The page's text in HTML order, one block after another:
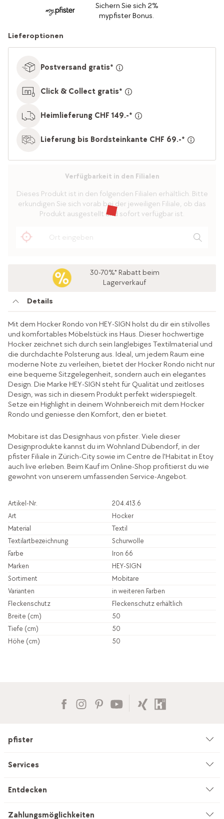
Sichern Sie sich 2%
mypfister Bonus.
Lieferoptionen
Postversand gratis*
Click & Collect gratis*
Heimlieferung CHF 149.-*
Lieferung bis Bordsteinkante CHF 69.-*
Verfügbarkeit in den Filialen
Dieses Produkt ist in den folgenden Filialen erhältlich. Bitte
erkundigen Sie sich vorab bei der jeweiligen Filiale, ob das
Produkt ausgestellt und sofort verfügbar ist.
30-70%* Rabatt beim
Lagerverkauf
Details
Mit dem Hocker Rondo von HEY-SIGN holst du dir ein stilvolles
und komfortables Möbelstück ins Haus. Dieser hochwertige
Hocker zeichnet sich durch sein langlebiges Textilmaterial und
die durchdachte Polsterung aus. Ideal, um jedem Raum eine
moderne Note zu verleihen, bietet der Hocker Rondo nicht nur
eine bequeme Sitzgelegenheit, sondern auch ein elegantes
Design. Die Marke HEY-SIGN steht für Qualität und zeitloses
Design, was sich in diesem Produkt perfekt widerspiegelt.
Setze ein Highlight in deinem Wohnbereich mit dem Hocker
Rondo und geniesse den Komfort, den er bietet.
Mobitare ist das Designhaus von pfister. Viele dieser
Designprodukte kannst du im Wohnland Dübendorf, in der
pfister Filiale in Zürich-City sowie im Centre de l'Habitat in Etoy
auch live erleben. Beim Kauf im Online-Shop profitierst du wie
gewohnt von unserem umfassenden Service-Angebot.
Artikel-Nr.
204.413.6
Art
Hocker
Material
Textil
Textilartbezeichnung
Schurwolle
Farbe
Iron 66
Marken
HEY-SIGN
Sortiment
Mobitare
Varianten
in weiteren Farben
Fleckenschutz
Fleckenschutz erhältlich
Breite (cm)
50
Tiefe (cm)
50
Höhe (cm)
50
pfister
Unternehmen
Services
Beratung
Entdecken
Küchenstudio
Zahlungsmöglichkeiten